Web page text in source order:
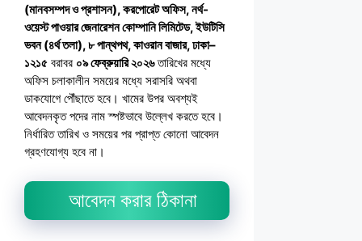
(মানবসম্পদ ও প্রশাসন), করপোরেট অফিস, নর্থ-
ওয়েস্ট পাওয়ার জেনারেশন কোম্পানি লিমিটেড, ইউটিসি
ভবন (৪র্থ তলা), ৮ পান্থপথ, কাওরান বাজার, ঢাকা–
১২১৫ বরাবর ০৯ ফেব্রুয়ারি ২০২৬তারিখের মধ্যে
অফিস চলাকালীন সময়ের মধ্যে সরাসরি অথবা
ডাকযোগে পৌঁছাতে হবে। খামের উপর অবশ্যই
আবেদনকৃত পদের নাম স্পষ্টভাবে উল্লেখ করতে হবে।
নির্ধারিত তারিখ ও সময়ের পর প্রাপ্ত কোনো আবেদন
গ্রহণযোগ্য হবে না।
আবেদন করার ঠিকানা